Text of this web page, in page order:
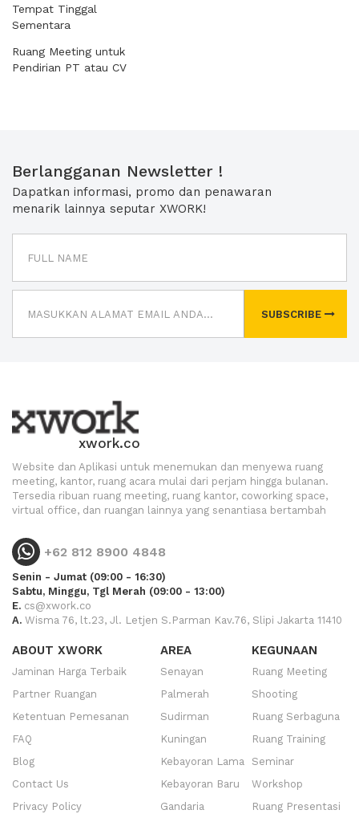
Tempat Tinggal
Sementara
Ruang Meeting untuk
Pendirian PT atau CV
Berlangganan Newsletter !
Dapatkan informasi, promo dan penawaran
menarik lainnya seputar XWORK!
SUBSCRIBE
xwork.co
Website dan Aplikasi untuk menemukan dan menyewa ruang
meeting, kantor, ruang acara mulai dari perjam hingga bulanan.
Tersedia ribuan ruang meeting, ruang kantor, coworking space,
virtual office, dan ruangan lainnya yang senantiasa bertambah
+62 812 8900 4848
Senin - Jumat (09:00 - 16:30)
Sabtu, Minggu, Tgl Merah (09:00 - 13:00)
E. cs@xwork.co
A. Wisma 76, lt.23, Jl. Letjen S.Parman Kav.76, Slipi Jakarta 11410
ABOUT XWORK
Jaminan Harga Terbaik
Partner Ruangan
Ketentuan Pemesanan
FAQ
Blog
Contact Us
Privacy Policy
AREA
Senayan
Palmerah
Sudirman
Kuningan
Kebayoran Lama
Kebayoran Baru
Gandaria
KEGUNAAN
Ruang Meeting
Shooting
Ruang Serbaguna
Ruang Training
Seminar
Workshop
Ruang Presentasi